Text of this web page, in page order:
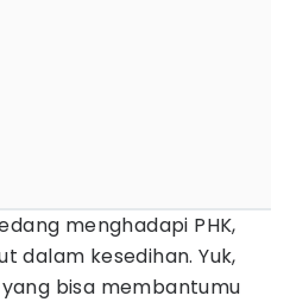
menghadapi PHK,
dalam kesedihan. Yuk,
bisa membantumu